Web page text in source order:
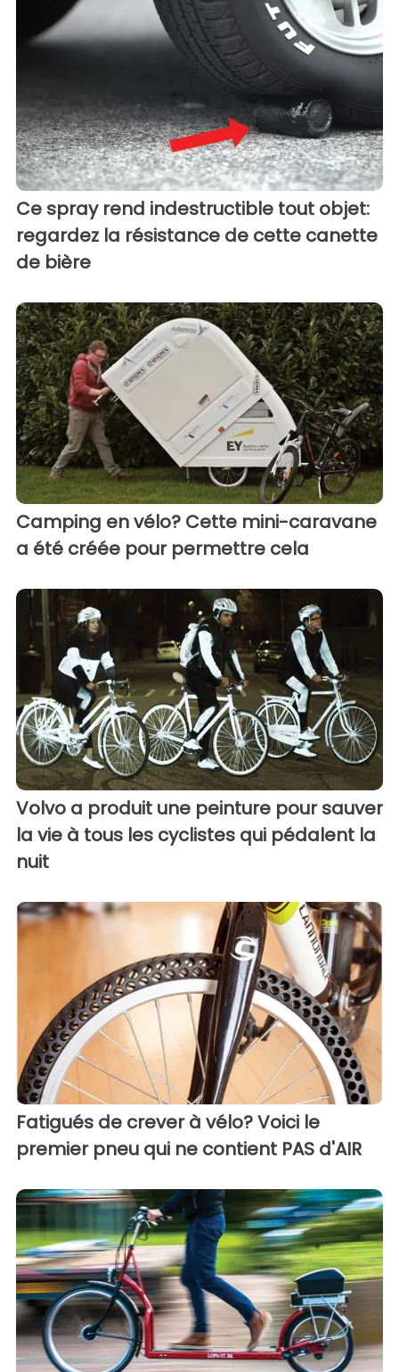
Ce spray rend indestructible tout objet:
regardez la résistance de cette canette
de bière
Camping en vélo? Cette mini-caravane
a été créée pour permettre cela
Volvo a produit une peinture pour sauver
la vie à tous les cyclistes qui pédalent la
nuit
Fatigués de crever à vélo? Voici le
premier pneu qui ne contient PAS d'AIR